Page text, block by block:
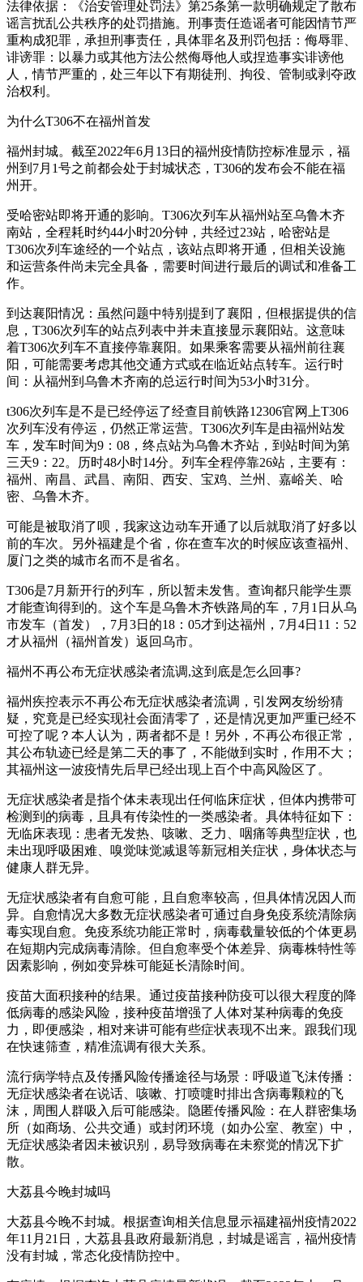
法律依据：《治安管理处罚法》第25条第一款明确规定了散布
谣言扰乱公共秩序的处罚措施。刑事责任造谣者可能因情节严
重构成犯罪，承担刑事责任，具体罪名及刑罚包括：侮辱罪、
诽谤罪：以暴力或其他方法公然侮辱他人或捏造事实诽谤他
人，情节严重的，处三年以下有期徒刑、拘役、管制或剥夺政
治权利。
为什么T306不在福州首发
福州封城。截至2022年6月13日的福州疫情防控标准显示，福
州到7月1号之前都会处于封城状态，T306的发布会不能在福
州开。
受哈密站即将开通的影响。T306次列车从福州站至乌鲁木齐
南站，全程耗时约44小时20分钟，共经过23站，哈密站是
T306次列车途经的一个站点，该站点即将开通，但相关设施
和运营条件尚未完全具备，需要时间进行最后的调试和准备工
作。
到达襄阳情况：虽然问题中特别提到了襄阳，但根据提供的信
息，T306次列车的站点列表中并未直接显示襄阳站。这意味
着T306次列车不直接停靠襄阳。如果乘客需要从福州前往襄
阳，可能需要考虑其他交通方式或在临近站点转车。运行时
间：从福州到乌鲁木齐南的总运行时间为53小时31分。
t306次列车是不是已经停运了经查目前铁路12306官网上T306
次列车没有停运，仍然正常运营。T306次列车是由福州站发
车，发车时间为9：08，终点站为乌鲁木齐站，到站时间为第
三天9：22。历时48小时14分。列车全程停靠26站，主要有：
福州、南昌、武昌、南阳、西安、宝鸡、兰州、嘉峪关、哈
密、乌鲁木齐。
可能是被取消了呗，我家这边动车开通了以后就取消了好多以
前的车次。另外福建是个省，你在查车次的时候应该查福州、
厦门之类的城市名而不是省名。
T306是7月新开行的列车，所以暂未发售。查询都只能学生票
才能查询得到的。这个车是乌鲁木齐铁路局的车，7月1日从乌
市发车（首发），7月3日的18：05才到达福州，7月4日11：52
才从福州（福州首发）返回乌市。
福州不再公布无症状感染者流调,这到底是怎么回事?
福州疾控表示不再公布无症状感染者流调，引发网友纷纷猜
疑，究竟是已经实现社会面清零了，还是情况更加严重已经不
可控了呢？本人认为，两者都不是！另外，不再公布很正常，
其公布轨迹已经是第二天的事了，不能做到实时，作用不大；
其福州这一波疫情先后早已经出现上百个中高风险区了。
无症状感染者是指个体未表现出任何临床症状，但体内携带可
检测到的病毒，且具有传染性的一类感染者。具体特征如下：
无临床表现：患者无发热、咳嗽、乏力、咽痛等典型症状，也
未出现呼吸困难、嗅觉味觉减退等新冠相关症状，身体状态与
健康人群无异。
无症状感染者有自愈可能，且自愈率较高，但具体情况因人而
异。自愈情况大多数无症状感染者可通过自身免疫系统清除病
毒实现自愈。免疫系统功能正常时，病毒载量较低的个体更易
在短期内完成病毒清除。但自愈率受个体差异、病毒株特性等
因素影响，例如变异株可能延长清除时间。
疫苗大面积接种的结果。通过疫苗接种防疫可以很大程度的降
低病毒的感染风险，接种疫苗增强了人体对某种病毒的免疫
力，即便感染，相对来讲可能有些症状表现不出来。跟我们现
在快速筛查，精准流调有很大关系。
流行病学特点及传播风险传播途径与场景：呼吸道飞沫传播：
无症状感染者在说话、咳嗽、打喷嚏时排出含病毒颗粒的飞
沫，周围人群吸入后可能感染。隐匿传播风险：在人群密集场
所（如商场、公共交通）或封闭环境（如办公室、教室）中，
无症状感染者因未被识别，易导致病毒在未察觉的情况下扩
散。
大荔县今晚封城吗
大荔县今晚不封城。根据查询相关信息显示福建福州疫情2022
年11月21日，大荔县县政府最新消息，封城是谣言，福州疫情
没有封城，常态化疫情防控中。